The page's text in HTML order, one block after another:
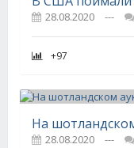
28.08.2020 ---
+97
28.08.2020 ---